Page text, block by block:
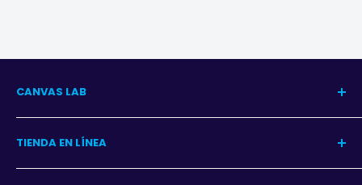
CANVAS LAB
Nuestra Historia
Blog del Arte
Blog Decoración
TIENDA EN LÍNEA
Centro de Ayuda